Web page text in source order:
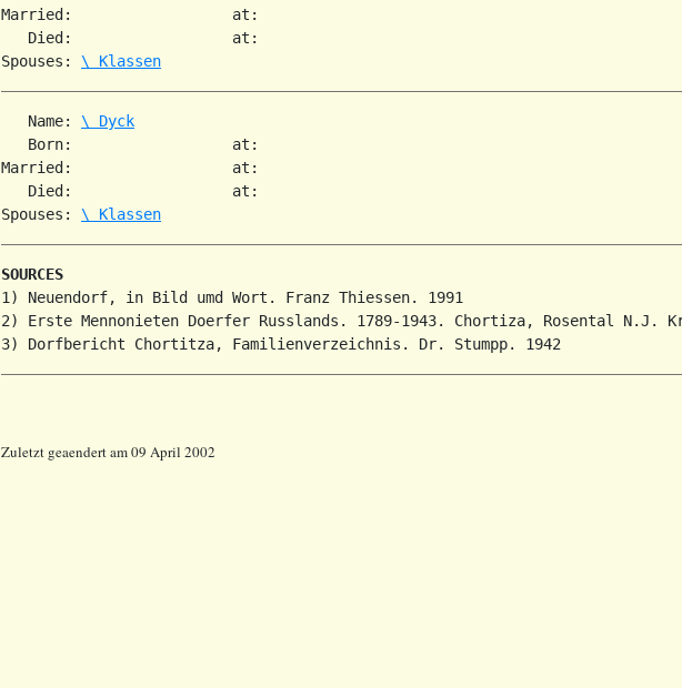
Married:                  at:
   Died:                  at:
Spouses: \ Klassen
   Name:
\ Dyck
   Born:                  at:
Married:                  at:
   Died:                  at:
Spouses: \ Klassen
SOURCES
1) Neuendorf, in Bild umd Wort. Franz Thiessen. 1991
2) Erste Mennonieten Doerfer Russlands. 1789-1943. Chortiza, Rosental N.J.
Zuletzt geaendert am 09 April 2002